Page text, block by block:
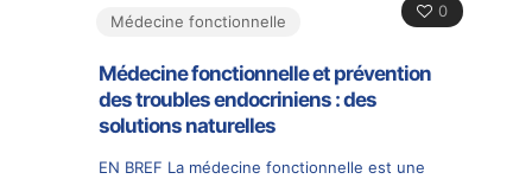
0
Médecine fonctionnelle
Médecine fonctionnelle et prévention
des troubles endocriniens : des
solutions naturelles
EN BREF La médecine fonctionnelle est une